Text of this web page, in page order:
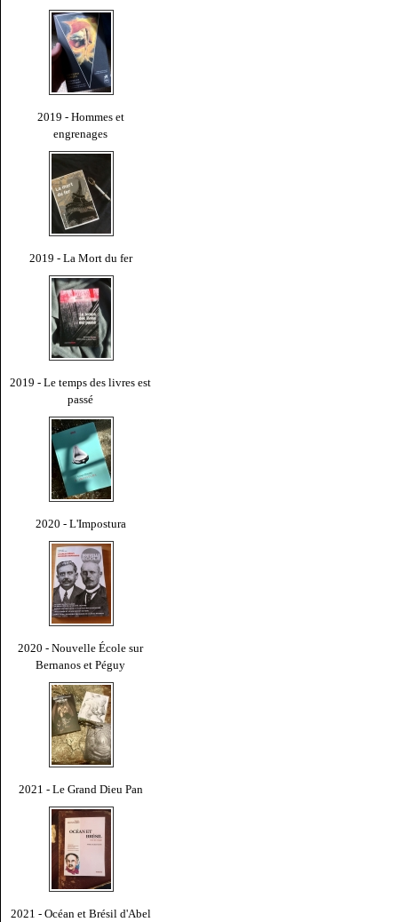
2019 - Hommes et
engrenages
2019 - La Mort du fer
2019 - Le temps des livres est
passé
2020 - L'Impostura
2020 - Nouvelle École sur
Bernanos et Péguy
2021 - Le Grand Dieu Pan
2021 - Océan et Brésil d'Abel